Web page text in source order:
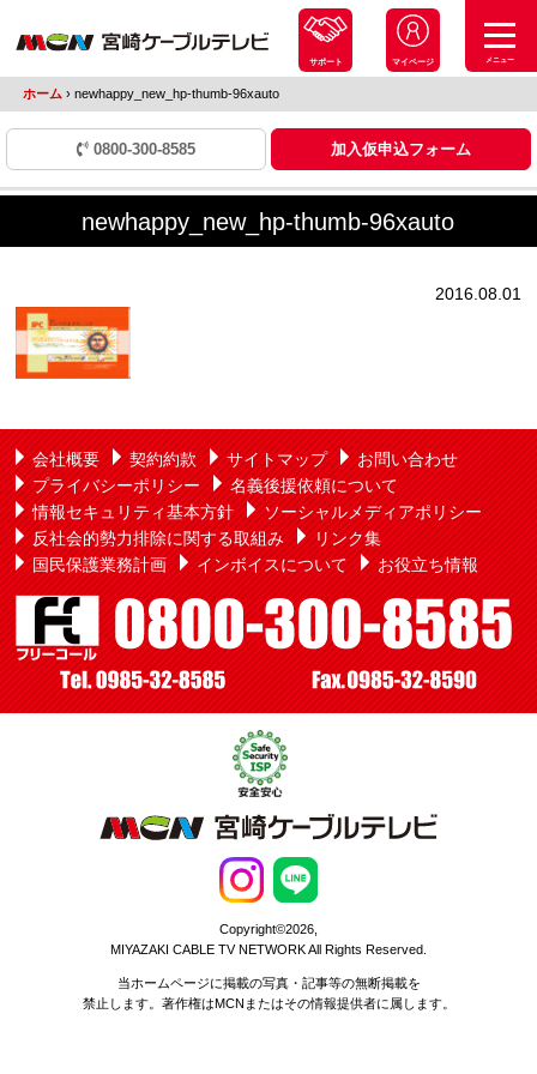
サポート マイページ メニュー
ホーム ›newhappy_new_hp-thumb-96xauto
0800-300-8585 加入仮申込フォーム
newhappy_new_hp-thumb-96xauto
2016.08.01
会社概要 契約約款 サイトマップ
お問い合わせ
プライバシーポリシー
名義後援依頼について
情報セキュリティ基本方針
ソーシャルメディアポリシー
反社会的勢力排除に関する取組み
リンク集
国民保護業務計画
インボイスについて お役立ち情報
Copyright©2026,
MIYAZAKI CABLE TV NETWORK All Rights Reserved.
当ホームページに掲載の写真・記事等の無断掲載を
禁止します。著作権はMCNまたはその情報提供者に属します。